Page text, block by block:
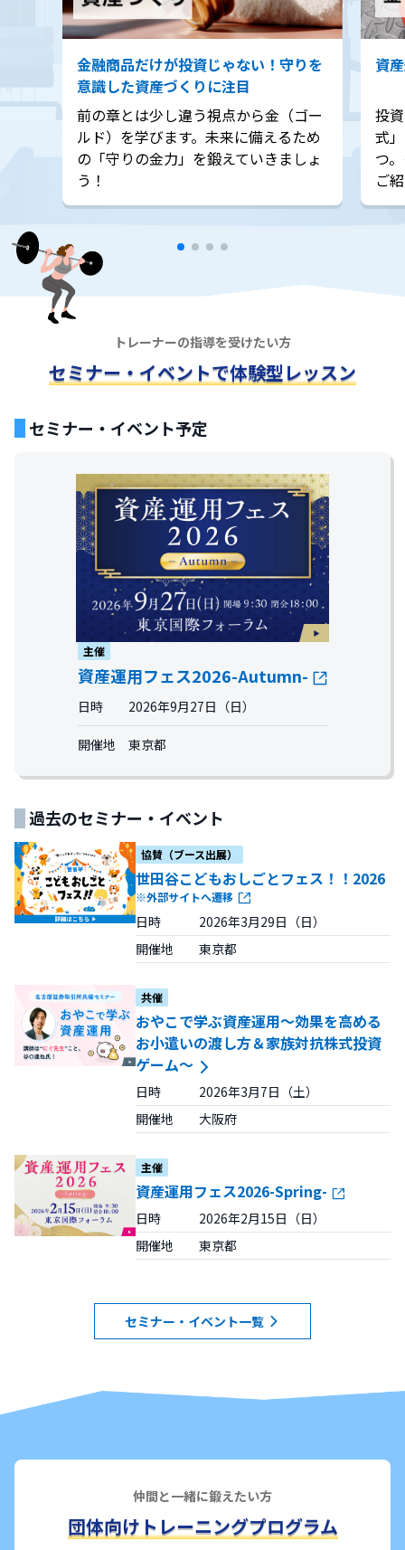
金融商品だけが投資じゃない！守りを
意識した資産づくりに注目
前の章とは少し違う視点から金（ゴー
ルド）を学びます。未来に備えるため
の「守りの金力」を鍛えていきましょ
う！
資
投
式
つ
ご
トレーナーの指導を受けたい方
セミナー・イベントで体験型レッスン
セミナー・イベント予定
主催
資産運用フェス2026-Autumn-
日時 2026年9月27日（日）
開催地 東京都
過去のセミナー・イベント
協賛（ブース出展）
世田谷こどもおしごとフェス！！2026
※外部サイトへ遷移
日時 2026年3月29日（日）
開催地 東京都
共催
おやこで学ぶ資産運用～効果を高める
お小遣いの渡し方＆家族対抗株式投資
ゲーム～
日時 2026年3月7日（土）
開催地 大阪府
主催
資産運用フェス2026-Spring-
日時 2026年2月15日（日）
開催地 東京都
セミナー・イベント一覧
仲間と一緒に鍛えたい方
団体向けトレーニングプログラム